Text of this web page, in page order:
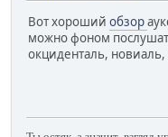
Вот хороший обзор
можно фоном
окциденталь, новиаль,